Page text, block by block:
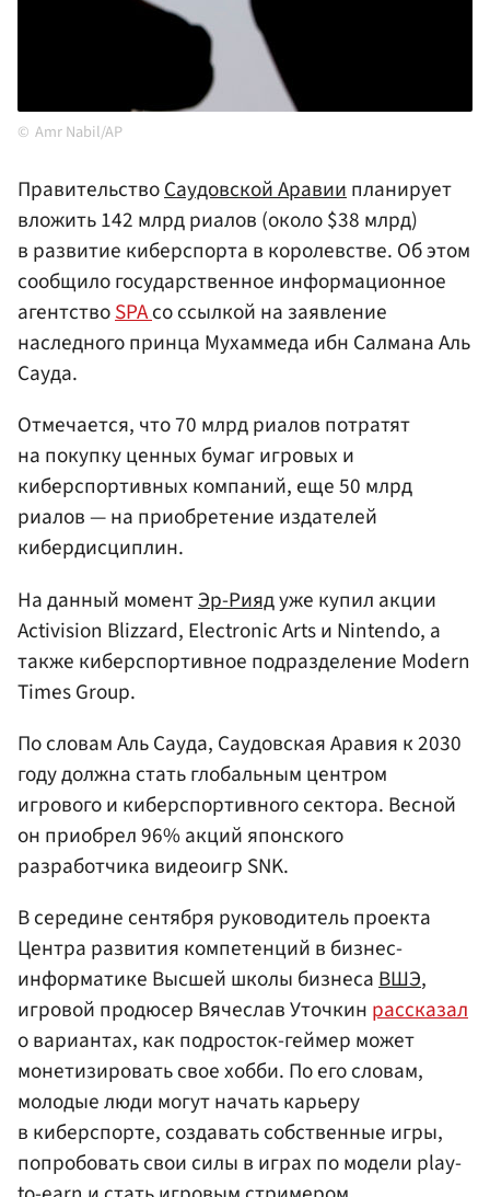
Amr Nabil/AP
ПравительствоСаудовской Аравиипланирует
вложить 142 млрд риалов (около $38 млрд)
в развитие киберспорта в королевстве. Об этом
сообщило государственное информационное
агентствоSPAсо ссылкой на заявление
наследного принца Мухаммеда ибн Салмана Аль
Сауда.
Отмечается, что 70 млрд риалов потратят
на покупку ценных бумаг игровых и
киберспортивных компаний, еще 50 млрд
риалов — на приобретение издателей
кибердисциплин.
На данный моментЭр-Риядуже купил акции
Activision Blizzard, Electronic Arts и Nintendo, а
также киберспортивное подразделение Modern
Times Group.
По словам Аль Сауда, Саудовская Аравия к 2030
году должна стать глобальным центром
игрового и киберспортивного сектора. Весной
он приобрел 96% акций японского
разработчика видеоигр SNK.
В середине сентября руководитель проекта
Центра развития компетенций в бизнес-
информатике Высшей школы бизнесаВШЭ,
игровой продюсер Вячеслав Уточкин рассказал
о вариантах, как подросток-геймер может
монетизировать свое хобби. По его словам,
молодые люди могут начать карьеру
в киберспорте, создавать собственные игры,
попробовать свои силы в играх по модели play-